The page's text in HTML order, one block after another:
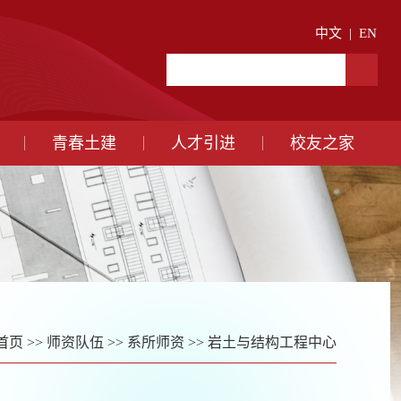
中文 | EN
青春土建 人才引进 校友之家
页 >> 师资队伍 >> 系所师资 >> 岩土与结构工程中心